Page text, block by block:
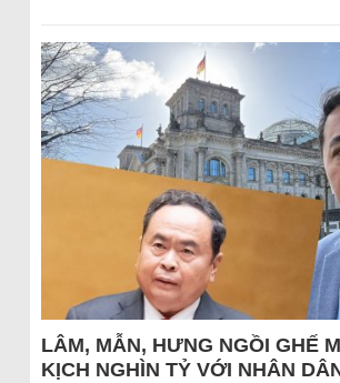
LÂM, MẪN, HƯNG NGỒI GHẾ
KỊCH NGHÌN TỶ VỚI NHÂN